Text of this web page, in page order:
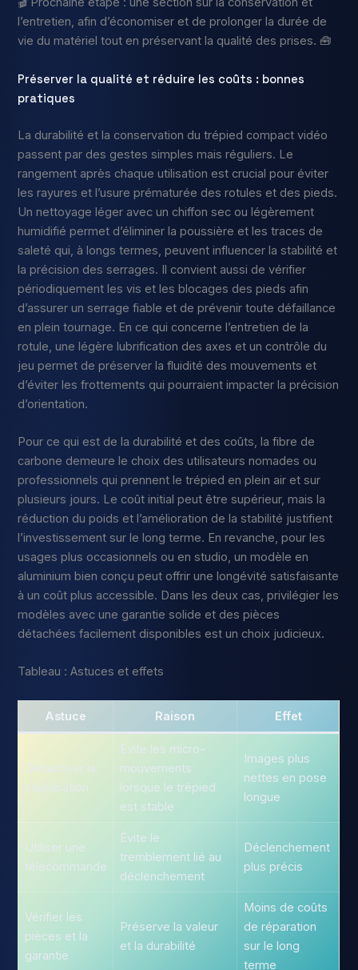
l’entretien, afin d’économiser et de prolonger la durée de
vie du matériel tout en préservant la qualité des prises. 🧰
Préserver la qualité et réduire les coûts : bonnes
pratiques
La durabilité et la conservation du trépied compact vidéo
passent par des gestes simples mais réguliers. Le
rangement après chaque utilisation est crucial pour éviter
les rayures et l’usure prématurée des rotules et des pieds.
Un nettoyage léger avec un chiffon sec ou légèrement
humidifié permet d’éliminer la poussière et les traces de
saleté qui, à longs termes, peuvent influencer la stabilité et
la précision des serrages. Il convient aussi de vérifier
périodiquement les vis et les blocages des pieds afin
d’assurer un serrage fiable et de prévenir toute défaillance
en plein tournage. En ce qui concerne l’entretien de la
rotule, une légère lubrification des axes et un contrôle du
jeu permet de préserver la fluidité des mouvements et
d’éviter les frottements qui pourraient impacter la précision
d’orientation.
Pour ce qui est de la durabilité et des coûts, la fibre de
carbone demeure le choix des utilisateurs nomades ou
professionnels qui prennent le trépied en plein air et sur
plusieurs jours. Le coût initial peut être supérieur, mais la
réduction du poids et l’amélioration de la stabilité justifient
l’investissement sur le long terme. En revanche, pour les
usages plus occasionnels ou en studio, un modèle en
aluminium bien conçu peut offrir une longévité satisfaisante
à un coût plus accessible. Dans les deux cas, privilégier les
modèles avec une garantie solide et des pièces
détachées facilement disponibles est un choix judicieux.
Tableau : Astuces et effets
Astuce Raison Effet
Désactiver la
stabilisation
Évite les micro-
mouvements
lorsque le trépied
est stable
Images plus
nettes en pose
longue
Utiliser une
télécommande
Évite le
tremblement lié au
déclenchement
Déclenchement
plus précis
Vérifier les
pièces et la
garantie
Préserve la valeur
et la durabilité
Moins de coûts
de réparation
sur le long
terme